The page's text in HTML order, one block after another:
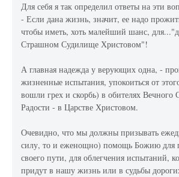
Для себя я так определил ответы на эти
- Если дана жизнь, значит, ее надо
чтобы иметь, хоть малейший шанс,
Страшном Судилище Христовом"!
А главная надежда у верующих одна, -
жизненные испытания, упокоиться от
вошли грех и скорбь) в обителях
Радости - в Царстве Христовом.
Очевидно, что мы должны призывать
силу, то и еженощно) помощь Божию для
своего пути, для облегчения испытаний,
придут в нашу жизнь или в судьбы